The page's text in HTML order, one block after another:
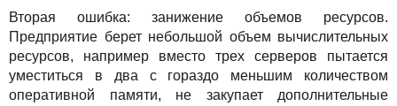
Вторая ошибка: занижение объемов ресурсов.
Предприятие берет небольшой объем вычислительных
ресурсов, например вместо трех серверов пытается
уместиться в два с гораздо меньшим количеством
оперативной памяти, не закупает дополнительные